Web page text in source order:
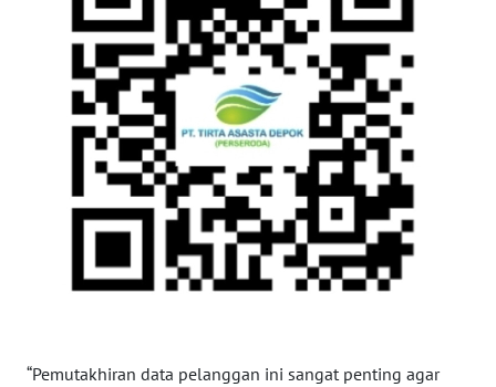
“Pemutakhiran data pelanggan ini sangat penting agar
BENGKULU
WN
LAMPUNG
WN